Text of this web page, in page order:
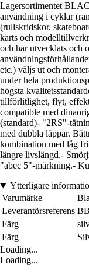
Lagersortimentet
användning i cyklar
(rullskridskor,
karts och
och har utvecklats och
etc.) väljs ut och
under hela
högsta
tillförlitlighet, flyt,
compatible med
(standard)- "2RS"-
med dubbla läppar.
kombination med låg
längre livslängd.-
"abec 5"-märkning.-
Ytterligare
Varumärke
Leverantörsreferens
Färg
Färg
Loading...
Loading...